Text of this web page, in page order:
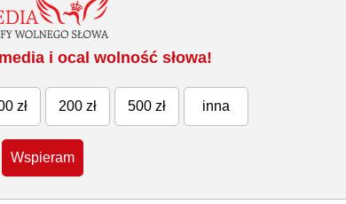
i ocal wolność słowa!
zł 200 zł 500 zł inna
Wspieram